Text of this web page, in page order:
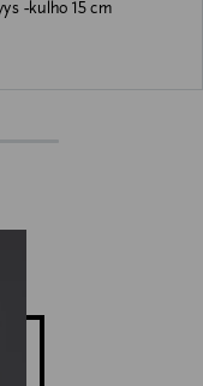
-kulho 15 cm